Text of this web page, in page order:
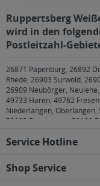
Ruppertsberg
wird in den
Postleitzahl-
26871 Papenburg, 26892
Rhede, 26903 Surwold,
26909 Neubörger, Neulehe,
49733 Haren, 49762
Niederlangen, Oberlangen,
59192 Bergkamen
59199
59425, 59427 Unna
Service Hotline
Shop Service